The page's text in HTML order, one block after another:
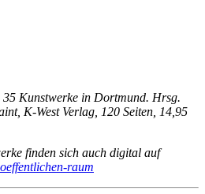
Kunstwerke in Dortmund. Hrsg.
K-West Verlag, 120 Seiten, 14,95
finden sich auch digital auf
raum